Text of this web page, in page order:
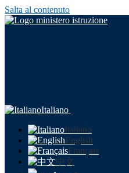
Salta al contenuto
Italiano
Italiano
English
Français
中文